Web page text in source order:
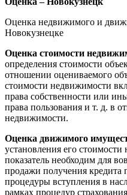
Оценка недвижимого и
Новокузнецке
Оценка стоимости
определения стоимости
отношении оцениваемого
стоимости недвижимости
права собственности или
права пользования и т. д. в
недвижимости.
Оценка движимого
установления его
показатель необходим для
продажи получения кредита
процедуры вступления в
рамках процедур